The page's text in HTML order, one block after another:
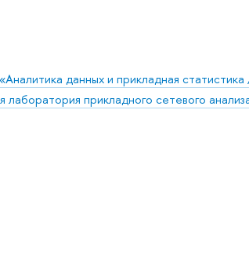
данных и прикладная
прикладного сетевого